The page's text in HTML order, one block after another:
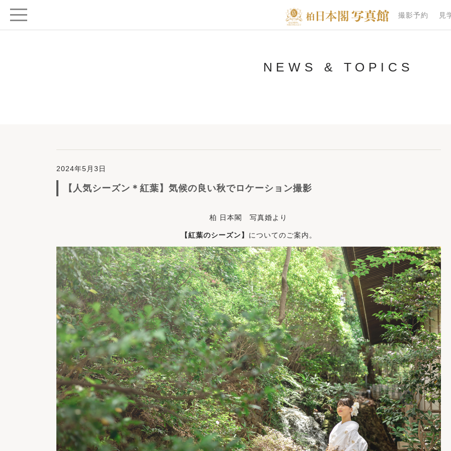
撮影予約 見
NEWS & TOPICS
2024年5月3日
【人気シーズン＊紅葉】気候の良い秋でロケーション撮影
柏 日本閣 写真婚より
【紅葉のシーズン】 についてのご案内。